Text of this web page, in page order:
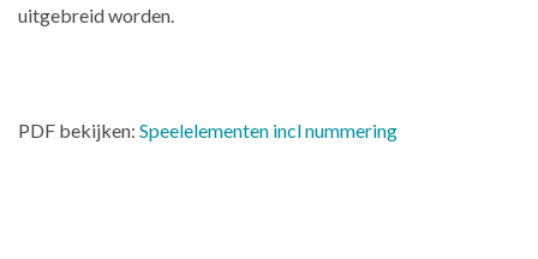
uitgebreid worden.
PDF bekijken: Speelelementen incl nummering